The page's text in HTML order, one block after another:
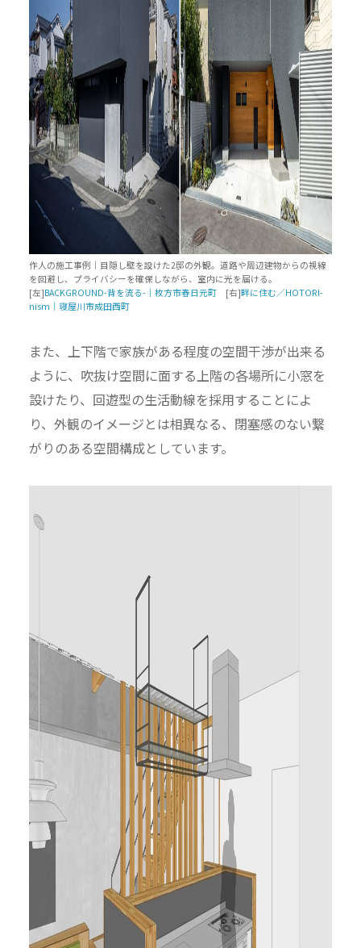
作人の施工事例｜目隠し壁を設けた2邸の外観。道路や周辺建物からの視線
を回避し、プライバシーを確保しながら、室内に光を届ける。
[左]BACKGROUND-背を流る-｜枚方市春日元町[右]畔に住む／HOTORI-
nism｜寝屋川市成田西町
また、上下階で家族がある程度の空間干渉が出来る
ように、吹抜け空間に面する上階の各場所に小窓を
設けたり、回遊型の生活動線を採用することによ
り、外観のイメージとは相異なる、閉塞感のない繋
がりのある空間構成としています。